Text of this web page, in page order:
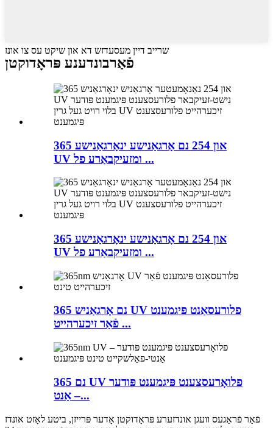
שרייב דיין מעסעדזש דא און שיקט עס צו אונז
פֿאַרבונדענע פּראָדוקטן
365 און 254 נם אָרגאַנישע ינאָרגאַנישע
UV ומזעיקבאַרע פל ...
365 און 254 נם אָרגאַנישע ינאָרגאַנישע
UV ומזעיקבאַרע פל ...
365 נם אָרגאַניש UV פלורעסאַנט פּיגמענט
פֿאַר זיכערהייט ...
365 נם UV פלואָרעסצענט פּיגמענט פּודער
– אַנט...
פֿאַר פֿראַגעס וועגן אונדזערע פּראָדוקטן אָדער פּרייזן, ביטע לאָזט אונדז